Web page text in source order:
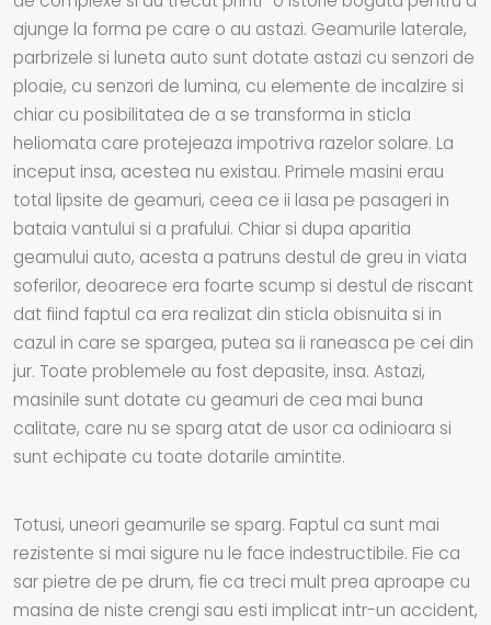
ajunge la forma pe care o au astazi. Geamurile laterale,
parbrizele si luneta auto sunt dotate astazi cu senzori de
ploaie, cu senzori de lumina, cu elemente de incalzire si
chiar cu posibilitatea de a se transforma in sticla
heliomata care protejeaza impotriva razelor solare. La
inceput insa, acestea nu existau. Primele masini erau
total lipsite de geamuri, ceea ce ii lasa pe pasageri in
bataia vantului si a prafului. Chiar si dupa aparitia
geamului auto, acesta a patruns destul de greu in viata
soferilor, deoarece era foarte scump si destul de riscant
dat fiind faptul ca era realizat din sticla obisnuita si in
cazul in care se spargea, putea sa ii raneasca pe cei din
jur. Toate problemele au fost depasite, insa. Astazi,
masinile sunt dotate cu geamuri de cea mai buna
calitate, care nu se sparg atat de usor ca odinioara si
sunt echipate cu toate dotarile amintite.
Totusi, uneori geamurile se sparg. Faptul ca sunt mai
rezistente si mai sigure nu le face indestructibile. Fie ca
sar pietre de pe drum, fie ca treci mult prea aproape cu
masina de niste crengi sau esti implicat intr-un accident,